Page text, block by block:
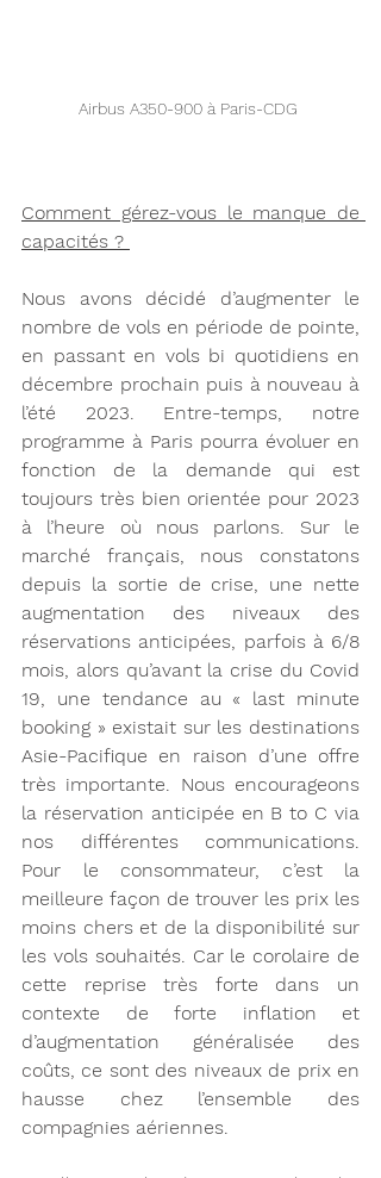
Airbus A350-900 à Paris-CDG
Comment gérez-vous le manque de
capacités ?
Nous avons décidé d’augmenter le
nombre de vols en période de pointe,
en passant en vols bi quotidiens en
décembre prochain puis à nouveau à
l’été 2023. Entre-temps, notre
programme à Paris pourra évoluer en
fonction de la demande qui est
toujours très bien orientée pour 2023
à l’heure où nous parlons. Sur le
marché français, nous constatons
depuis la sortie de crise, une nette
augmentation des niveaux des
réservations anticipées, parfois à 6/8
mois, alors qu’avant la crise du Covid
19, une tendance au « last minute
booking » existait sur les destinations
Asie-Pacifique en raison d’une offre
très importante. Nous encourageons
la réservation anticipée en B to C via
nos différentes communications.
Pour le consommateur, c’est la
meilleure façon de trouver les prix les
moins chers et de la disponibilité sur
les vols souhaités. Car le corolaire de
cette reprise très forte dans un
contexte de forte inflation et
d’augmentation généralisée des
coûts, ce sont des niveaux de prix en
hausse chez l’ensemble des
compagnies aériennes.